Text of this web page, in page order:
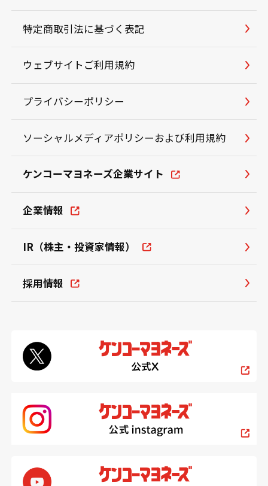
特定商取引法に基づく表記
ウェブサイトご利用規約
プライバシーポリシー
ソーシャルメディアポリシーおよび利用規約
ケンコーマヨネーズ企業サイト
企業情報
IR（株主・投資家情報）
採用情報